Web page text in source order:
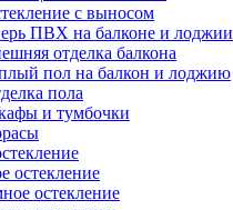
с выносом
ПВХ на балконе и лоджии
отделка балкона
пол на балкон и лоджию
пола
и тумбочки
остекление
остекление